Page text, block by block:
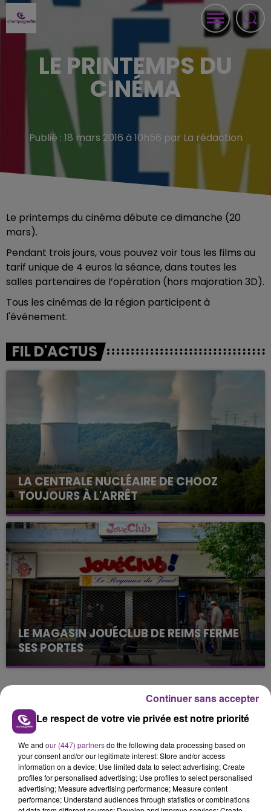
LE PRINTEMPS DU
CINÉMA
Publié : 18 mars 2016 à 10h56 par La rédaction
Le printemps du cinéma débute ce dimanche (20
mars).
Pendant trois jours, vous pouvez voir tous les films au
tarif unique de 4 euros la séance, dans toutes les
salles partenaires de l’opération (hors majoration 3D).
Tous les cinémas de la région participent à
l'événement.
FIL D'ACTUS
LA CENTRALE NUCLÉAIRE DE CHOOZ
TOUJOURS À L'ARRÊT
Cela fait déjà une semaine que la centrale
nucléaire ardennaise est à l'arrêt. Une situation
justifiée par la sécheresse intense qui est toujours
présente.
LE MAGASIN JOUÉCLUB DE REIMS FERME
SES PORTES
C'était l'une des institutions du centre-ville
Le respect de votre vie privée est notre priorité
We and our (447) partnersdo the following data processing based on
your consent and/or our legitimate interest: Store and/or access
information on a device; Use limited data to select advertising; Create
profiles for personalised advertising; Use profiles to select personalised
advertising; Measure advertising performance; Measure content
performance; Understand audiences through statistics or combinations
Continuer sans accepter